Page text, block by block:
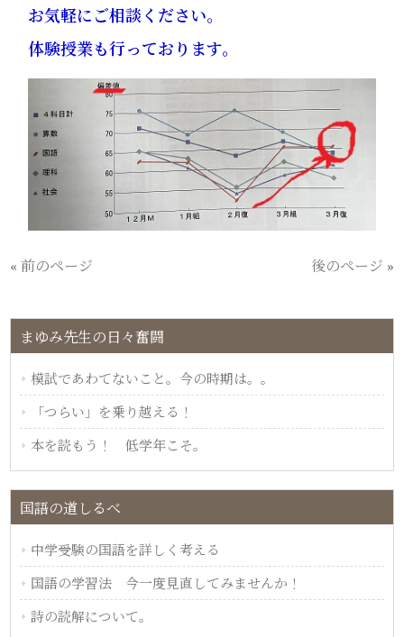
お気軽にご相談ください。
体験授業も行っております。
« 前のページ 後のページ »
まゆみ先生の日々奮闘
模試であわてないこと。今の時期は。。
「つらい」を乗り越える！
本を読もう！ 低学年こそ。
国語の道しるべ
中学受験の国語を詳しく考える
国語の学習法 今一度見直してみませんか！
詩の読解について。